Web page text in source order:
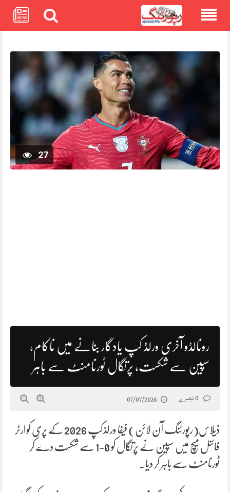
27
رونالڈو آخری ورلڈ کپ یادگار بنانے میں ناکام،
سپین سے شکست، پرتگال ٹورنامنٹ سے باہر
07/07/2026
ڈیلاس(رپورٹنگ آن لائن) فیفا ورلڈکپ 2026 کے پری کوارٹر
فائنل میچ میں سپین نے پرتگال کو 0-1 سے شکست دے کر
ٹورنامنٹ سے باہر کر دیا۔